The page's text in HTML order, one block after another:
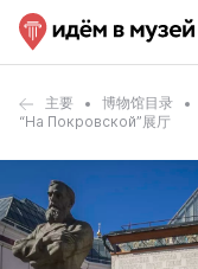
主要 博物馆目录
“На Покровской”展厅